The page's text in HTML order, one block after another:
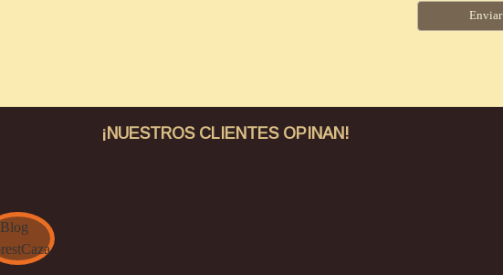
¡NUESTROS CLIENTES OPINAN!